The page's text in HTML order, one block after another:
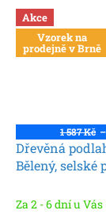
Akce
Vzorek na
prodejně v Brně
1 587 Kč
Dřevěná
Bělený, selské
Za 2 - 6 dní u Vás